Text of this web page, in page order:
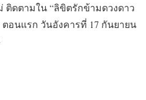
ติดตามใน “ลิขิตรักข้ามดวงดาว
ตอนแรก วันอังคารที่ 17 กันยายน